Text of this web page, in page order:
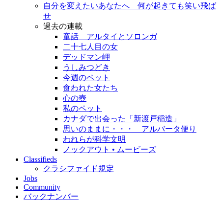
自分を変えたいあなたへ 何が起きても笑い飛ば
せ
過去の連載
童話 アルタイとソロンガ
二十七人目の女
デッドマン岬
うしみつどき
今週のペット
食われた女たち
心の壺
私のペット
カナダで出会った「新渡戸稲造」
思いのままに・・・ アルバータ便り
われらが科学文明
ノックアウト • ムービーズ
Classifieds
クラシファイド規定
Jobs
Community
バックナンバー